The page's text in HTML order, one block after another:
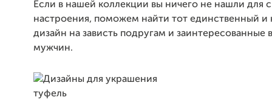
Если в нашей коллекции вы ничего не нашли для
настроения, поможем найти тот единственный
дизайн на зависть подругам и заинтересованные
мужчин.